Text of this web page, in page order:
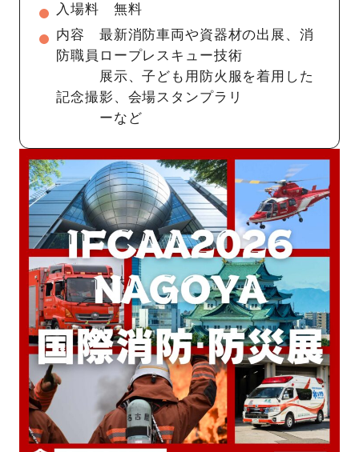
入場料 無料
内容 最新消防車両や資器材の出展、消
防職員ロープレスキュー技術
展示、子ども用防火服を着用した
記念撮影、会場スタンプラリ
ーなど